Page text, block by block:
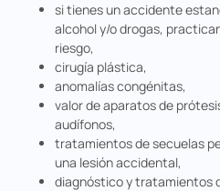
si tienes un accidente
alcohol y/o drogas,
riesgo,
cirugía plástica,
anomalías congénitas,
valor de aparatos de
audífonos,
tratamientos de secuelas
una lesión accidental,
diagnóstico y tratamientos